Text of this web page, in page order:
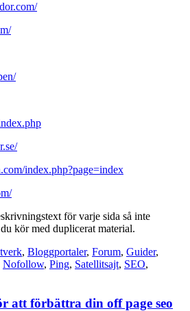
index.php?page=index
för varje sida så inte
kör med duplicerat material.
, Bloggportaler, Forum, Guider,
Nofollow, Ping, Satellitsajt, SEO,
att förbättra din off page seo